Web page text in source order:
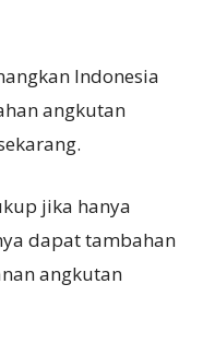
Indonesia
angkutan
jika hanya
dapat tambahan
angkutan